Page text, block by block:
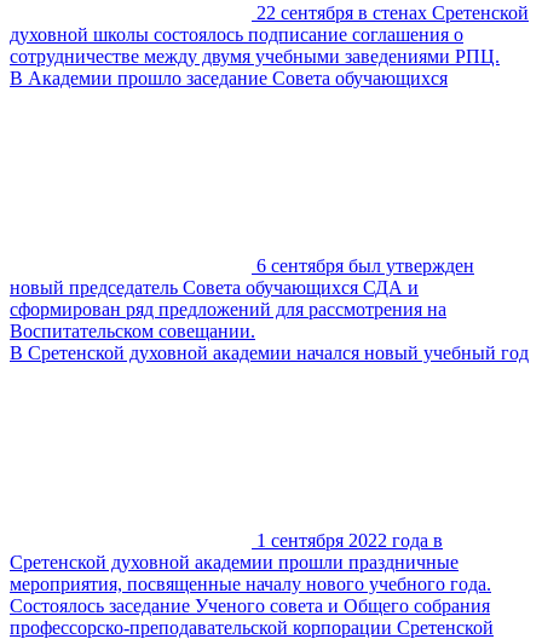
22 сентября в стенах Сретенской
духовной школы состоялось подписание соглашения о
сотрудничестве между двумя учебными заведениями РПЦ.
В Академии прошло заседание Совета обучающихся
6 сентября был утвержден
новый председатель Совета обучающихся СДА и
сформирован ряд предложений для рассмотрения на
Воспитательском совещании.
В Сретенской духовной академии начался новый учебный год
1 сентября 2022 года в
Сретенской духовной академии прошли праздничные
мероприятия, посвященные началу нового учебного года.
Состоялось заседание Ученого совета и Общего собрания
профессорско-преподавательской корпорации Сретенской